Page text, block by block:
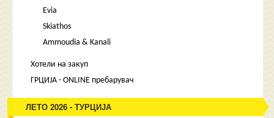
Evia
Skiathos
Ammoudia & Kanali
Хотели на закуп
ГРЦИЈА - ONLINE пребарувач
ЛЕТО 2026 - ТУРЦИЈА